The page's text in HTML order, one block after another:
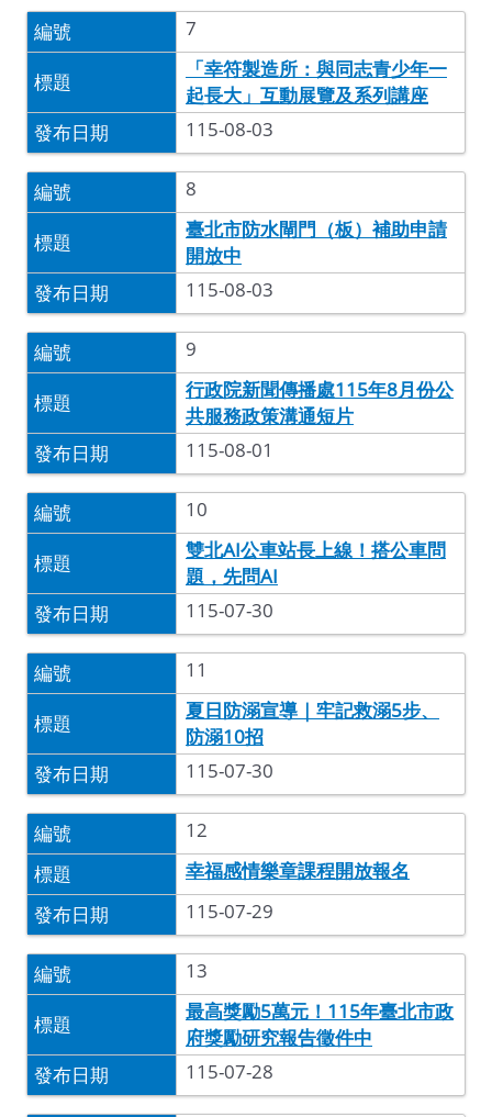
7
「幸符製造所：與同志青少年一
起長大」互動展覽及系列講座
115-08-03
8
臺北市防水閘門（板）補助申請
開放中
115-08-03
9
行政院新聞傳播處115年8月份公
共服務政策溝通短片
115-08-01
10
雙北AI公車站長上線！搭公車問
題，先問AI
115-07-30
11
夏日防溺宣導｜牢記救溺5步、
防溺10招
115-07-30
12
幸福感情樂章課程開放報名
115-07-29
13
最高獎勵5萬元！115年臺北市政
府獎勵研究報告徵件中
115-07-28